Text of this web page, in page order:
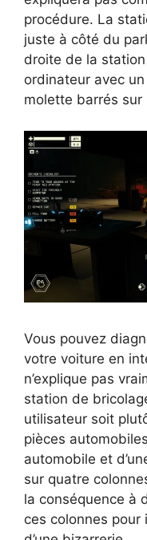
procédure. La
juste à côté du
droite de la station
ordinateur avec
molette barrés sur
Vous pouvez
votre voiture en
n’explique pas
station de
utilisateur soit
pièces
automobile et
sur quatre
la conséquence à
ces colonnes pour